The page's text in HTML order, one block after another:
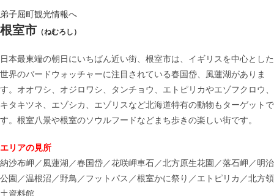
弟子屈町観光情報へ
根室市 （ねむろし）
日本最東端の朝日にいちばん近い街、根室市は、イギリスを中心とした
世界のバードウォッチャーに注目されている春国岱、風蓮湖がありま
す。オオワシ、オジロワシ、タンチョウ、エトピリカやエゾフクロウ、
キタキツネ、エゾシカ、エゾリスなど北海道特有の動物もターゲットで
す。根室八景や根室のソウルフードなどまち歩きの楽しい街です。
エリアの見所
納沙布岬／風蓮湖／春国岱／花咲岬車石／北方原生花園／落石岬／明治
公園／温根沼／野鳥／フットパス／根室かに祭り／エトピリカ／北方領
土資料館